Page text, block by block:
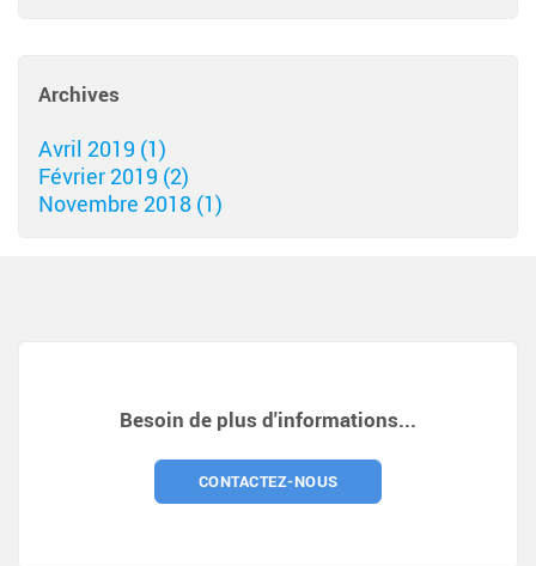
Archives
Avril 2019 (1)
Février 2019 (2)
Novembre 2018 (1)
Besoin de plus d'informations...
CONTACTEZ-NOUS